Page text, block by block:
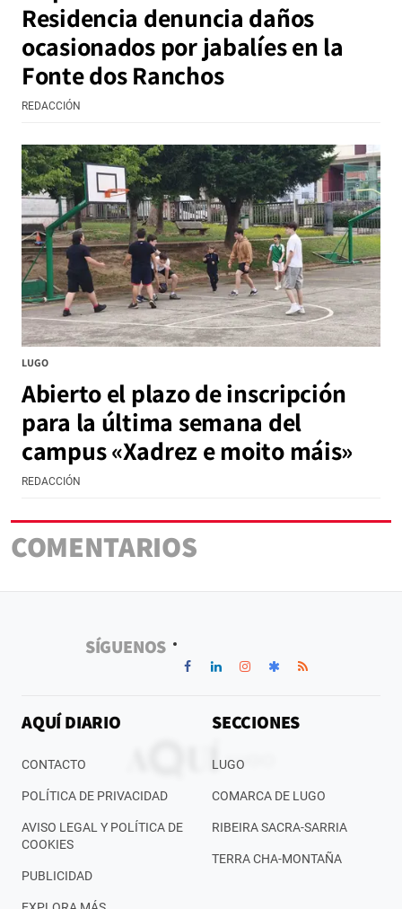
Residencia denuncia daños
ocasionados por jabalíes en la
Fonte dos Ranchos
REDACCIÓN
LUGO
Abierto el plazo de inscripción
para la última semana del
campus «Xadrez e moito máis»
REDACCIÓN
COMENTARIOS
SÍGUENOS
AQUÍ DIARIO
CONTACTO
POLÍTICA DE PRIVACIDAD
AVISO LEGAL Y POLÍTICA DE
COOKIES
PUBLICIDAD
SECCIONES
LUGO
COMARCA DE LUGO
RIBEIRA SACRA-SARRIA
TERRA CHA-MONTAÑA